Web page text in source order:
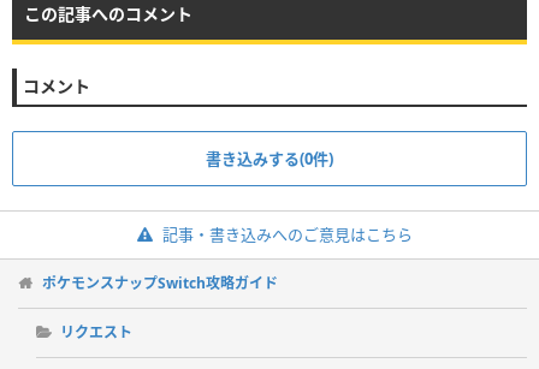
この記事へのコメント
コメント
書き込みする(0件)
記事・書き込みへのご意見はこちら
ポケモンスナップSwitch攻略ガイド
リクエスト